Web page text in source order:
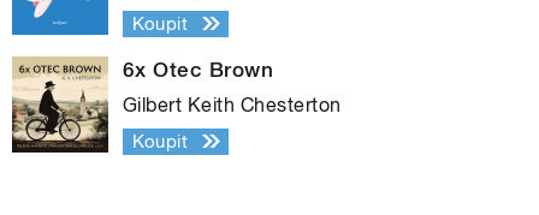
Koupit
6x Otec Brown
Gilbert Keith Chesterton
Koupit